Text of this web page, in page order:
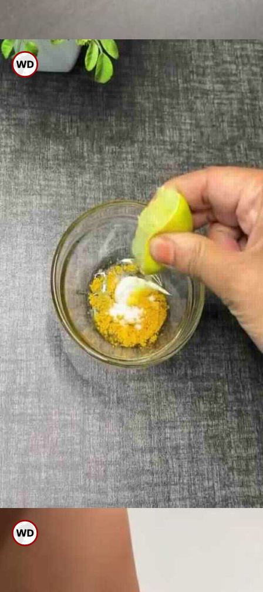
ಈ ರೀತಿ ನಿಯಮಿತವಾಗಿ ಮಾಡುತ್ತಿದ್ದರೆ
ಕಲೆ ಹೋಗುತ್ತದೆ
ಒಂದು ಬೌಲ್ ಗೆ ಅರಿಶಿನ, ಜೇನುತುಪ್ಪ,
ನಿಂಬೆ ರಸ, ಟೂತ್ ಪೇಸ್ಟ್ ಸೇರಿಸಿಕೊಳ್ಳಿ